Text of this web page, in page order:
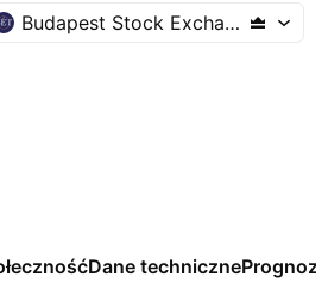
Budapest Stock Exchange
Dane technicznePrognozy